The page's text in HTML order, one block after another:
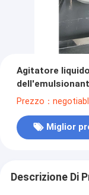
Agitatore
fa carro armato
Prezzo：
Miglior
Descrizione Di